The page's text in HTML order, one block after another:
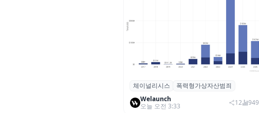
체이널리시스 “가상자산 보유자 대상 폭
력 범죄 증가…상반기 탈취액 3000만 달
러 돌파
체이널리시스
폭력형가상자산범죄
Welaunch
오늘 오전 3:33
12 949